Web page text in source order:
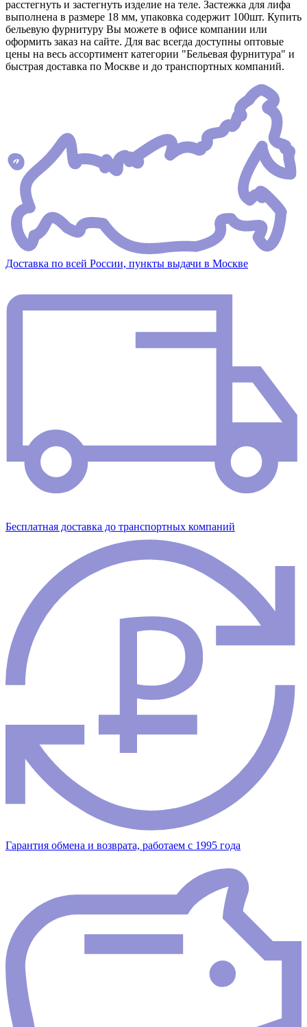
расстегнуть и застегнуть изделие на теле. Застежка для лифа
выполнена в размере 18 мм, упаковка содержит 100шт. Купить
бельевую фурнитуру Вы можете в офисе компании или
оформить заказ на сайте. Для вас всегда доступны оптовые
цены на весь ассортимент категории "Бельевая фурнитура" и
быстрая доставка по Москве и до транспортных компаний.
Доставка по всей России, пункты выдачи в Москве
Бесплатная доставка до транспортных компаний
Гарантия обмена и возврата, работаем с 1995 года